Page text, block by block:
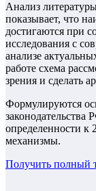
Анализ
показывает, что
достигаются при
исследования с
анализе
работе схема
зрения и сделать
Формулируются
определенности к
механизмы.
Получить полный